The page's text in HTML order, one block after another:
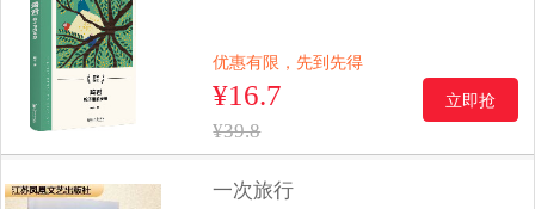
优惠有限，先到先得
¥16.7
¥39.8
立即抢
一次旅行